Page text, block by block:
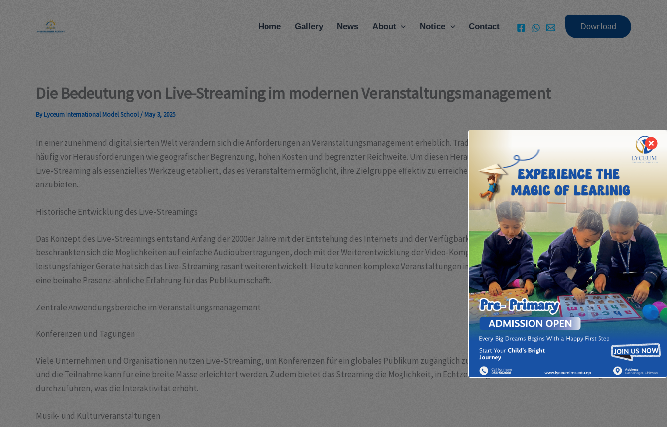
Home Gallery News About Notice Contact Download
Die Bedeutung von Live-Streaming im modernen Veranstaltungsmanagement
ByLyceum International Model School/ May 3, 2025
In einer zunehmend digitalisierten Welt verändern sich die Anforderungen an Veranstaltungsmanagement erheblich. Traditionelle Präsenzveranstaltungen stehen
häufig vor Herausforderungen wie geografischer Begrenzung, hohen Kosten und begrenzter Reichweite. Um diesen Herausforderungen zu begegnen, hat sich das
Live-Streaming als essenzielles Werkzeug etabliert, das es Veranstaltern ermöglicht, ihre Zielgruppe effektiv zu erreichen und gleichzeitig innovative Formate
anzubieten.
Historische Entwicklung des Live-Streamings
Das Konzept des Live-Streamings entstand Anfang der 2000er Jahre mit der Entstehung des Internets und der Verfügbarkeit schneller Breitbandanschlüsse. Zu Beginn
beschränkten sich die Möglichkeiten auf einfache Audioübertragungen, doch mit der Weiterentwicklung der Video-Kompressionstechnologien und der Verbreitung
leistungsfähiger Geräte hat sich das Live-Streaming rasant weiterentwickelt. Heute können komplexe Veranstaltungen in HD-Qualität live übertragen werden, was
eine beinahe Präsenz-ähnliche Erfahrung für das Publikum schafft.
Zentrale Anwendungsbereiche im Veranstaltungsmanagement
Konferenzen und Tagungen
Viele Unternehmen und Organisationen nutzen Live-Streaming, um Konferenzen für ein globales Publikum zugänglich zu machen. Dadurch entfallen Reiseaufwände,
und die Teilnahme kann für eine breite Masse erleichtert werden. Zudem bietet das Streaming die Möglichkeit, in Echtzeit Fragen zu stellen oder Abstimmungen
durchzuführen, was die Interaktivität erhöht.
Musik- und Kulturveranstaltungen